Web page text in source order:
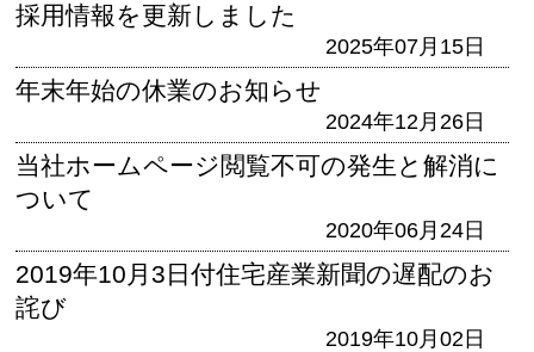
採用情報を更新しました
2025年07月15日
年末年始の休業のお知らせ
2024年12月26日
当社ホームページ閲覧不可の発生と解消に
ついて
2020年06月24日
2019年10月3日付住宅産業新聞の遅配のお
詫び
2019年10月02日